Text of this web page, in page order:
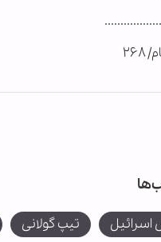
۲۶۸
اسرائیل تیپ گولانی